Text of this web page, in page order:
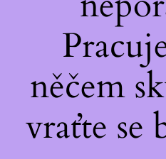
něčem
vraťte se